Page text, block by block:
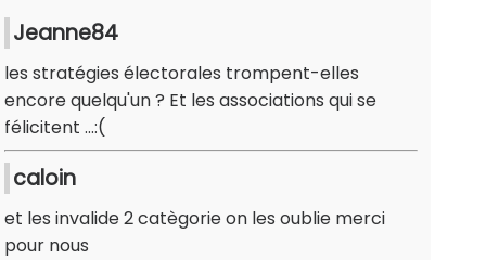
Jeanne84
les stratégies électorales trompent-elles
encore quelqu'un ? Et les associations qui se
félicitent ...:(
caloin
et les invalide 2 catègorie on les oublie merci
pour nous